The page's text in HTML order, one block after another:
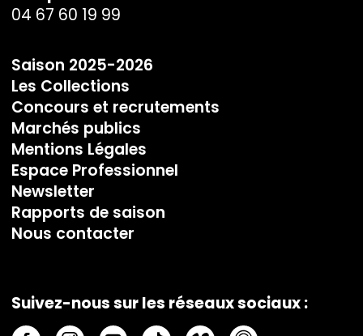
04 67 60 19 99
Saison 2025-2026
Les Collections
Concours et recrutements
Marchés publics
Mentions Légales
Espace Professionnel
Newsletter
Rapports de saison
Nous contacter
Suivez-nous sur les réseaux sociaux :